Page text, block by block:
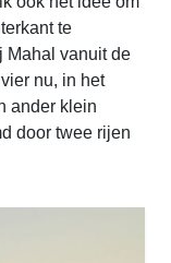
te
Mahal vanuit de
nu, in het
ander klein
door twee rijen